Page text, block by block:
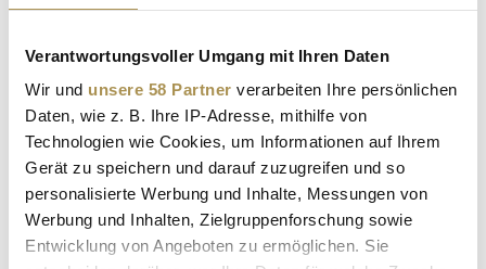
Verantwortungsvoller Umgang mit Ihren Daten
Wir und unsere 58 Partner verarbeiten Ihre persönlichen
Daten, wie z. B. Ihre IP-Adresse, mithilfe von
Technologien wie Cookies, um Informationen auf Ihrem
Gerät zu speichern und darauf zuzugreifen und so
personalisierte Werbung und Inhalte, Messungen von
Werbung und Inhalten, Zielgruppenforschung sowie
Entwicklung von Angeboten zu ermöglichen. Sie
Tage, ehe die Wintersaison in bewährten Hotspots endlich
diesem Jahr zu den gefragtesten Adressen – und mit der
Snow Card Tirol lassen sie sich nach Herzenslust erkunden.
Wie können Marketer die FIFA Fußball-
Weltmeisterschaft 2026 für sich nutzen?
NEWS | 26.08.2025